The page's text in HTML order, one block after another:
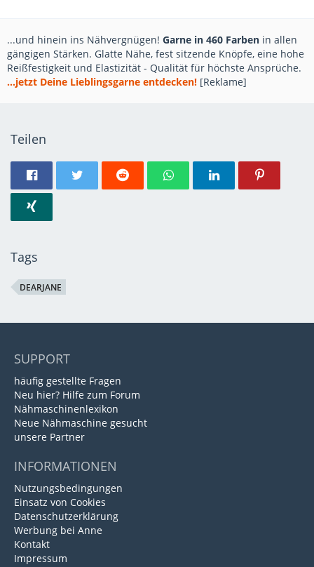
...und hinein ins Nähvergnügen! Garne in 460 Farben in allen
gängigen Stärken. Glatte Nähe, fest sitzende Knöpfe, eine hohe
Reißfestigkeit und Elastizität - Qualität für höchste Ansprüche.
...jetzt Deine Lieblingsgarne entdecken! [Reklame]
Teilen
Tags
DEARJANE
SUPPORT
häufig gestellte Fragen
Neu hier? Hilfe zum Forum
Nähmaschinenlexikon
Neue Nähmaschine gesucht
unsere Partner
INFORMATIONEN
Nutzungsbedingungen
Einsatz von Cookies
Datenschutzerklärung
Werbung bei Anne
Kontakt
Impressum